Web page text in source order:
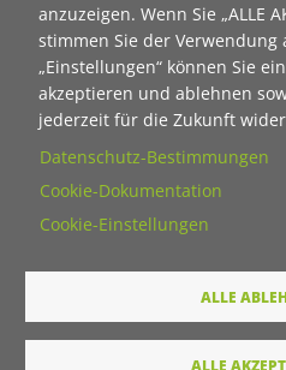
anzuzeigen. Wenn Sie „ALLE
stimmen Sie der Verwendung
„Einstellungen“ können Sie
akzeptieren und ablehnen
jederzeit für die Zukunft
Datenschutz-Bestimmungen
Cookie-Dokumentation
Cookie-Einstellungen
ALLE
ALLE
Titel
Vorname
Nachname
E-Mail
Wie dürfen wir Sie in Zukunft